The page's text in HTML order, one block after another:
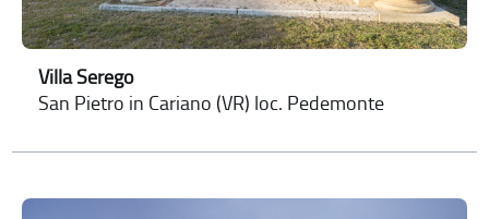
Villa Serego
San Pietro in Cariano (VR) loc. Pedemonte